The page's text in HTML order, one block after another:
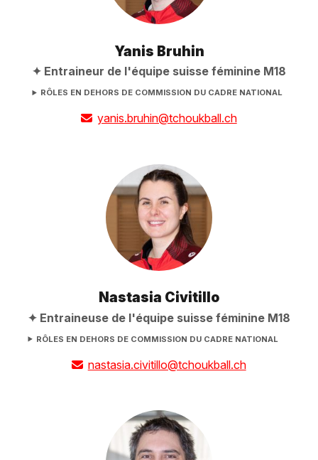
Yanis Bruhin
Entraineur de l'équipe suisse féminine M18
RÔLES EN DEHORS DE COMMISSION DU CADRE NATIONAL
yanis.bruhin@tchoukball.ch
Nastasia Civitillo
Entraineuse de l'équipe suisse féminine M18
RÔLES EN DEHORS DE COMMISSION DU CADRE NATIONAL
nastasia.civitillo@tchoukball.ch